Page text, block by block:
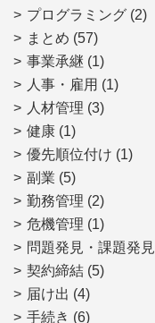
プログラミング (2)
まとめ (57)
事業承継 (1)
人事・雇用 (1)
人材管理 (3)
健康 (1)
優先順位付け (1)
副業 (5)
勤務管理 (2)
危機管理 (1)
問題発見・課題発見
契約締結 (5)
届け出 (4)
手続き (6)